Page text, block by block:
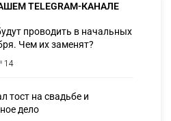
TELEGRAM-КАНАЛЕ
проводить в начальных
Чем их заменят?
14
тост на свадьбе и
дело